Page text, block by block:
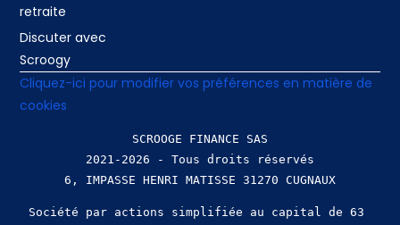
retraite
Discuter avec
Scroogy
Cliquez-ici pour modifier vos préférences en matière de
cookies
SCROOGE FINANCE SAS
2021-2026 - Tous droits réservés
Société par actions simplifiée au capital de 63